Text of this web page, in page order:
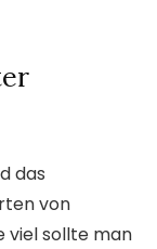
das
von
viel sollte man